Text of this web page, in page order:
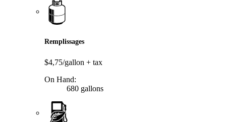
Remplissages
$4,75/gallon + tax
On Hand:
680 gallons